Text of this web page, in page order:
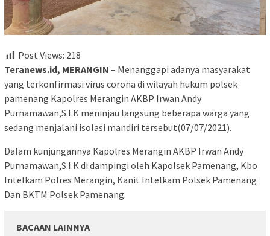
Post Views: 218
Teranews.id, MERANGIN – Menanggapi adanya masyarakat
yang terkonfirmasi virus corona di wilayah hukum polsek
pamenang Kapolres Merangin AKBP Irwan Andy
Purnamawan,S.I.K meninjau langsung beberapa warga yang
sedang menjalani isolasi mandiri tersebut(07/07/2021).
Dalam kunjungannya Kapolres Merangin AKBP Irwan Andy
Purnamawan,S.I.K di dampingi oleh Kapolsek Pamenang, Kbo
Intelkam Polres Merangin, Kanit Intelkam Polsek Pamenang
Dan BKTM Polsek Pamenang.
BACAAN LAINNYA